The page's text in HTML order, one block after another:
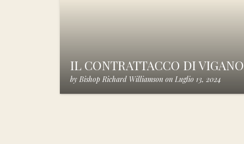
IL CONTRATTACCO DI VIGANO
by Bishop Richard Williamson on Luglio 13, 2024